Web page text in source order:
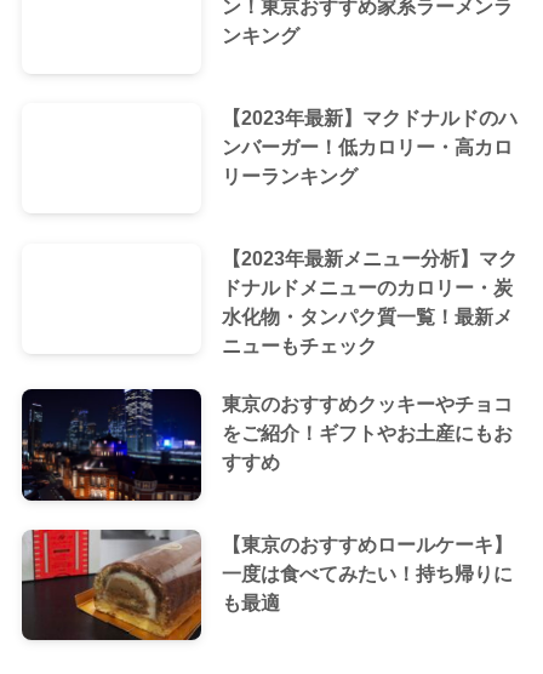
ン！東京おすすめ家系ラーメンラ
ンキング
【2023年最新】マクドナルドのハ
ンバーガー！低カロリー・高カロ
リーランキング
【2023年最新メニュー分析】マク
ドナルドメニューのカロリー・炭
水化物・タンパク質一覧！最新メ
ニューもチェック
東京のおすすめクッキーやチョコ
をご紹介！ギフトやお土産にもお
すすめ
【東京のおすすめロールケーキ】
一度は食べてみたい！持ち帰りに
も最適